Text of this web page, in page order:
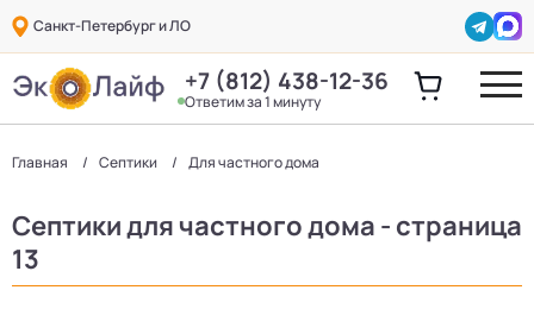
Санкт-Петербург и ЛО
+7 (812) 438-12-36
Ответим за 1 минуту
Главная Септики Для частного дома
Септики для частного дома - страница
13